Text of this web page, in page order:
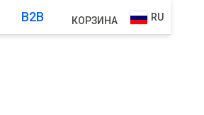
B2B КОРЗИНА RU